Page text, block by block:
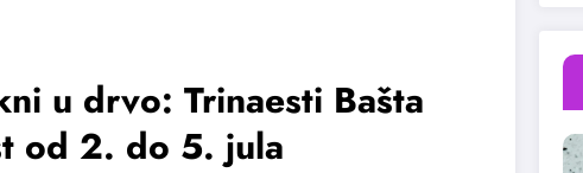
u drvo: Trinaesti Bašta
od 2. do 5. jula